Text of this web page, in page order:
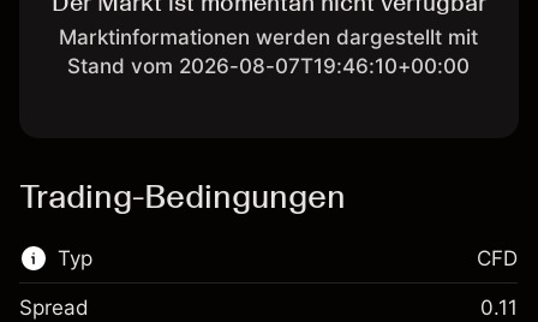
Marktinformationen werden dargestellt mit
Stand vom 2026-08-07T19:46:10+00:00
Trading-Bedingungen
Typ CFD
Spread 0.11